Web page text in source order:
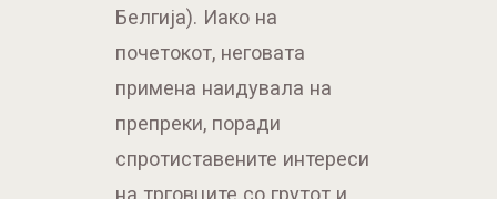
Белгија). Иако на
почетокот, неговата
примена наидувала на
препреки, поради
спротиставените интереси